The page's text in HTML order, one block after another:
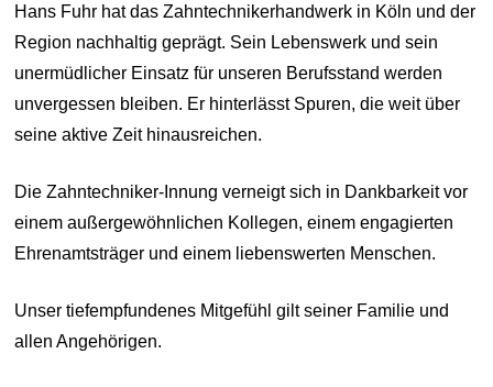
Hans Fuhr hat das Zahntechnikerhandwerk in Köln und der
Region nachhaltig geprägt. Sein Lebenswerk und sein
unermüdlicher Einsatz für unseren Berufsstand werden
unvergessen bleiben. Er hinterlässt Spuren, die weit über
seine aktive Zeit hinausreichen.
Die Zahntechniker-Innung verneigt sich in Dankbarkeit vor
einem außergewöhnlichen Kollegen, einem engagierten
Ehrenamtsträger und einem liebenswerten Menschen.
Unser tiefempfundenes Mitgefühl gilt seiner Familie und
allen Angehörigen.